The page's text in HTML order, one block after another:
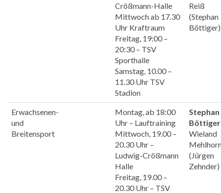
Crößmann-Halle
Mittwoch ab 17.30
Uhr Kraftraum
Freitag, 19:00 –
20:30 – TSV
Sporthalle
Samstag, 10.00 –
11.30 Uhr TSV
Stadion
Reiß
(Stephan
Böttiger)
Erwachsenen-
und
Breitensport
Montag, ab 18:00
Uhr – Lauftraining
Mittwoch, 19.00 –
20.30 Uhr –
Ludwig-Crößmann
Halle
Freitag, 19.00 –
20.30 Uhr – TSV
Stephan
Böttiger
Wieland
(Jürgen
Zehnder)